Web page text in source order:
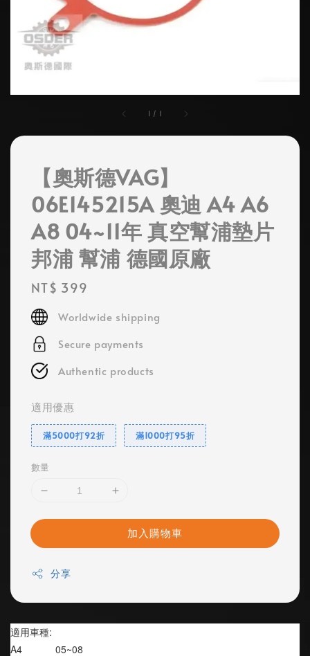
1 / 1
【奧斯德VAG】
06E145215A 奧迪 A4 A6
A8 04~11年 真空幫浦墊片
邦浦 幫浦 德國原廠
Regular
price
NT$ 399
Worldwide shipping
Secure payments
Authentic products
適用優惠
滿5000打92折 滿1000打95折
數量
加入購物車
分享
適用車種:
A4            05~08